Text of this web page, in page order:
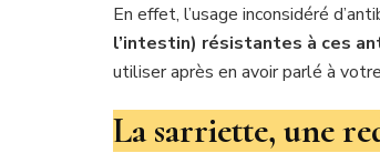
En effet, l’usage inconsidéré
l’intestin) résistantes à ces
utiliser après en avoir parlé à
La sarriette, une